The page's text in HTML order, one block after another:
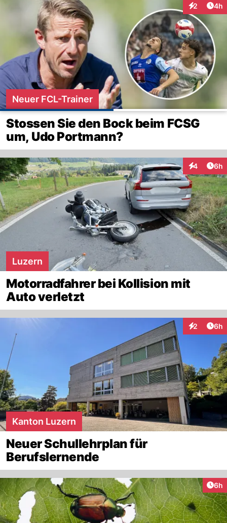
2 4h
Neuer FCL-Trainer
Stossen Sie den Bock beim FCSG
um, Udo Portmann?
4 6h
Luzern
Motorradfahrer bei Kollision mit
Auto verletzt
2 6h
Kanton Luzern
Neuer Schullehrplan für
Berufslernende
6h